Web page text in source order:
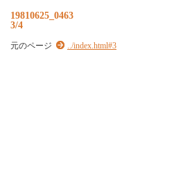
19810625_0463
3/4
元のページ ../index.html#3